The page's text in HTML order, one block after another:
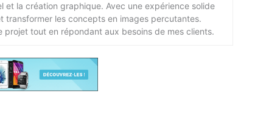
et la création graphique. Avec une expérience solide
transformer les concepts en images percutantes.
tout en répondant aux besoins de mes clients.